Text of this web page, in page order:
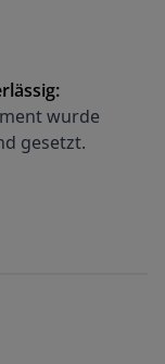
wurde
gesetzt.